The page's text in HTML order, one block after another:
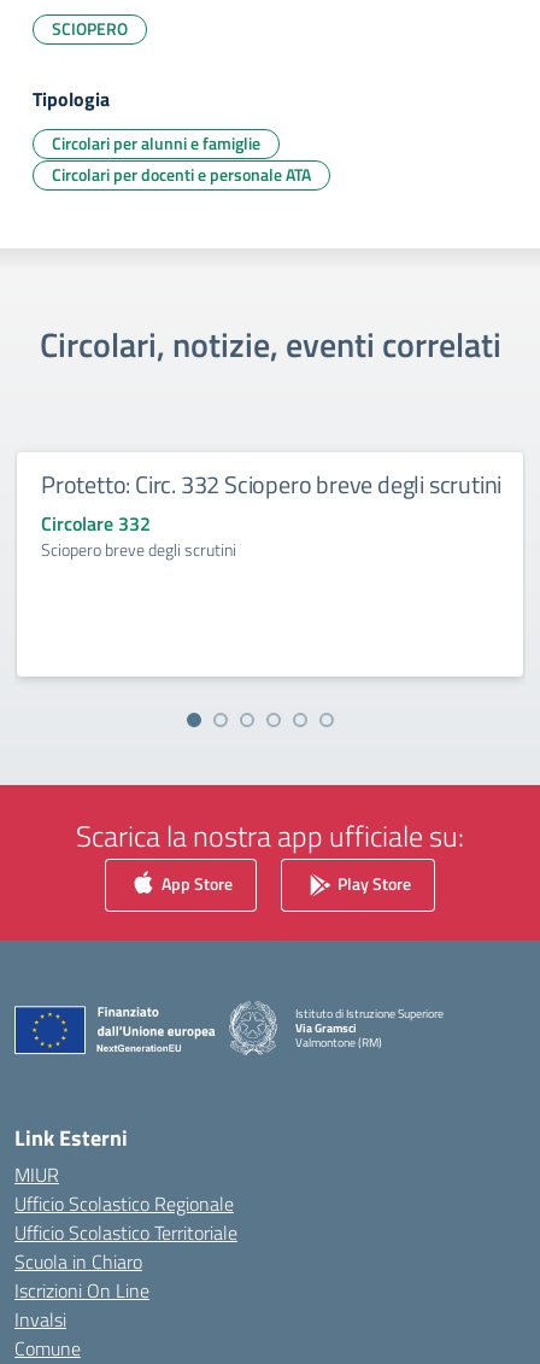
SCIOPERO
Tipologia
Circolari per alunni e famiglie
Circolari per docenti e personale ATA
Circolari, notizie, eventi correlati
Protetto: Circ. 332 Sciopero breve degli scrutini
Circolare 332
Sciopero breve degli scrutini
Scarica la nostra app ufficiale su:
App Store Play Store
Istituto di Istruzione Superiore
Via Gramsci
Valmontone (RM)
Link Esterni
MIUR
Ufficio Scolastico Regionale
Ufficio Scolastico Territoriale
Scuola in Chiaro
Iscrizioni On Line
Invalsi
Comune